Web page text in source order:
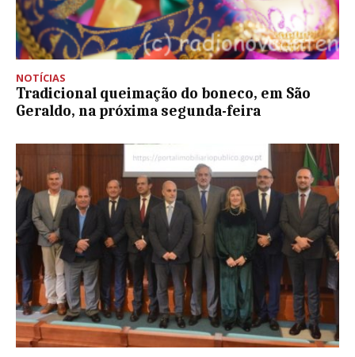
NOTÍCIAS
Tradicional queimação do boneco, em São
Geraldo, na próxima segunda-feira